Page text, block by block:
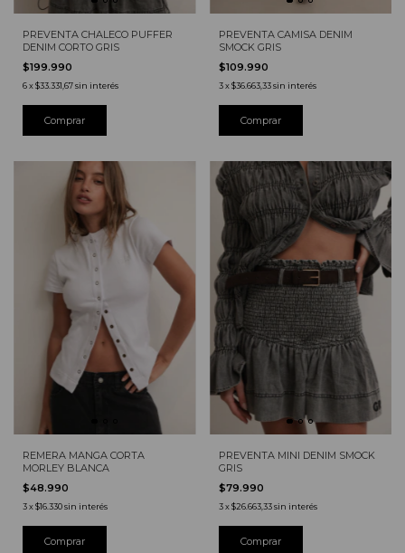
PREVENTA CHALECO PUFFER
DENIM CORTO GRIS
$199.990
6x$33.331,67sin interés
PREVENTA CAMISA DENIM
SMOCK GRIS
$109.990
3 x$36.663,33 sin interés
Comprar
REMERA MANGA CORTA
MORLEY BLANCA
$48.990
3x$16.330sin interés
Comprar
PREVENTA MINI DENIM SMOCK
GRIS
$79.990
3 x$26.663,33 sin interés
Comprar